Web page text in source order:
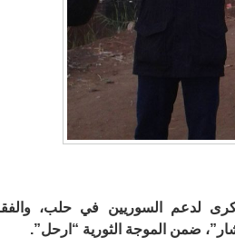
لدعم السوريين في حلب،
ضمن الموجة الثورية “ارحل”.